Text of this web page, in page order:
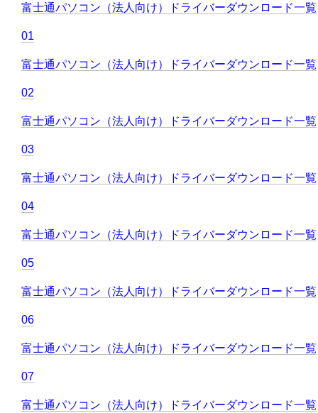
富士通パソコン（法人向け）ドライバーダウンロード一覧
01
富士通パソコン（法人向け）ドライバーダウンロード一覧
02
富士通パソコン（法人向け）ドライバーダウンロード一覧
03
富士通パソコン（法人向け）ドライバーダウンロード一覧
04
富士通パソコン（法人向け）ドライバーダウンロード一覧
05
富士通パソコン（法人向け）ドライバーダウンロード一覧
06
富士通パソコン（法人向け）ドライバーダウンロード一覧
07
富士通パソコン（法人向け）ドライバーダウンロード一覧